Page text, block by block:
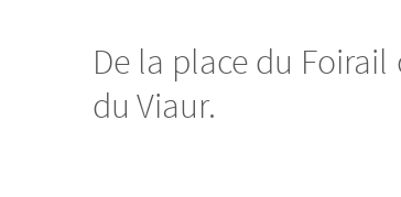
De la place du
du Viaur.